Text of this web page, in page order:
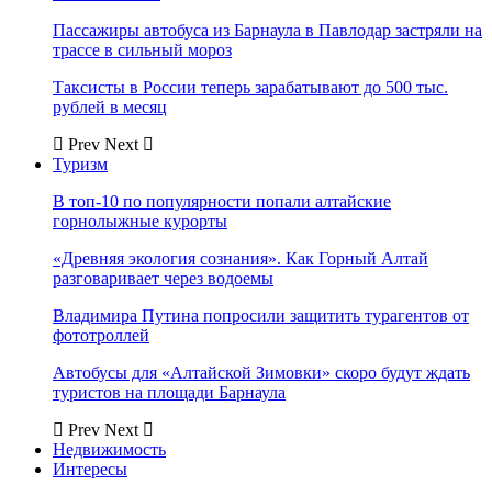
Пассажиры автобуса из Барнаула в Павлодар застряли на
трассе в сильный мороз
Таксисты в России теперь зарабатывают до 500 тыс.
рублей в месяц
Prev Next
Туризм
В топ-10 по популярности попали алтайские
горнолыжные курорты
«Древняя экология сознания». Как Горный Алтай
разговаривает через водоемы
Владимира Путина попросили защитить турагентов от
фототроллей
Автобусы для «Алтайской Зимовки» скоро будут ждать
туристов на площади Барнаула
Prev Next
Недвижимость
Интересы